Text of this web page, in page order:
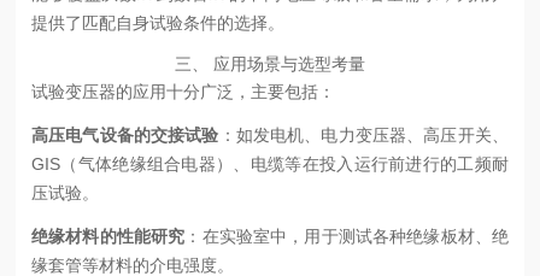
提供了匹配自身试验条件的选择。
三、 应用场景与选型考量
试验变压器的应用十分广泛，主要包括：
高压电气设备的交接试验 ：如发电机、电力变压器、高压开关、
GIS（气体绝缘组合电器）、电缆等在投入运行前进行的工频耐
压试验。
绝缘材料的性能研究 ：在实验室中，用于测试各种绝缘板材、绝
缘套管等材料的介电强度。